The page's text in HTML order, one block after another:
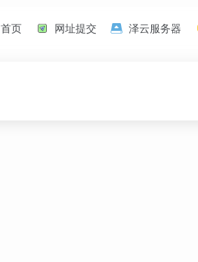
首页 网址提交 泽云服务器